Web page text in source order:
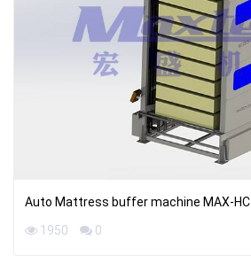
Auto Mattress buffer machine MAX-HC
1950
0